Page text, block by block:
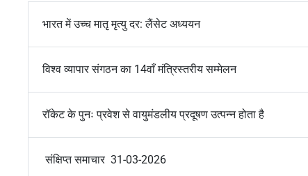
भारत में उच्च मातृ मृत्यु दर: लैंसेट अध्ययन
विश्व व्यापार संगठन का 14वाँ मंत्रिस्तरीय सम्मेलन
रॉकेट के पुनः प्रवेश से वायुमंडलीय प्रदूषण उत्पन्न होता है
संक्षिप्त समाचार 31-03-2026